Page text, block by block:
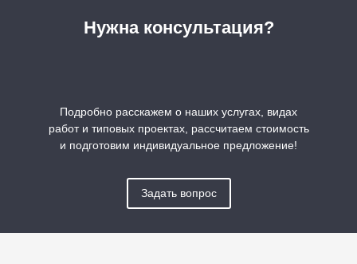
Нужна консультация?
Подробно расскажем о наших услугах, видах
работ и типовых проектах, рассчитаем стоимость
и подготовим индивидуальное предложение!
Задать вопрос